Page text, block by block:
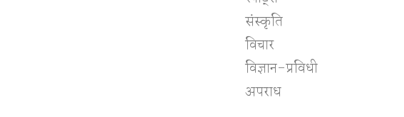
संस्कृति
विचार
विज्ञान-प्रविधी
अपराध